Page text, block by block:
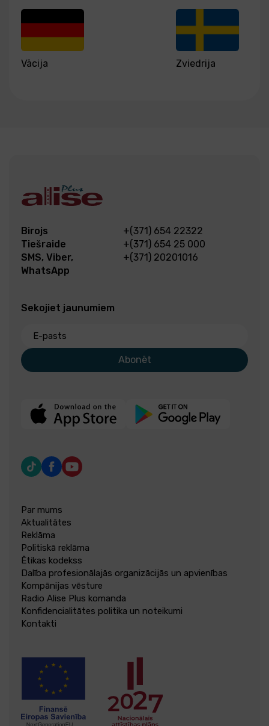
Vācija Zviedrija
Birojs
+(371) 654 22322
Tiešraide
+(371) 654 25 000
SMS, Viber,
WhatsApp
+(371) 20201016
Sekojiet jaunumiem
E-pasts
Abonēt
Par mums
Aktualitātes
Reklāma
Politiskā reklāma
Ētikas kodekss
Dalība profesionālajās organizācijās un apvienības
Kompānijas vēsture
Radio Alise Plus komanda
Konfidencialitātes politika un noteikumi
Kontakti